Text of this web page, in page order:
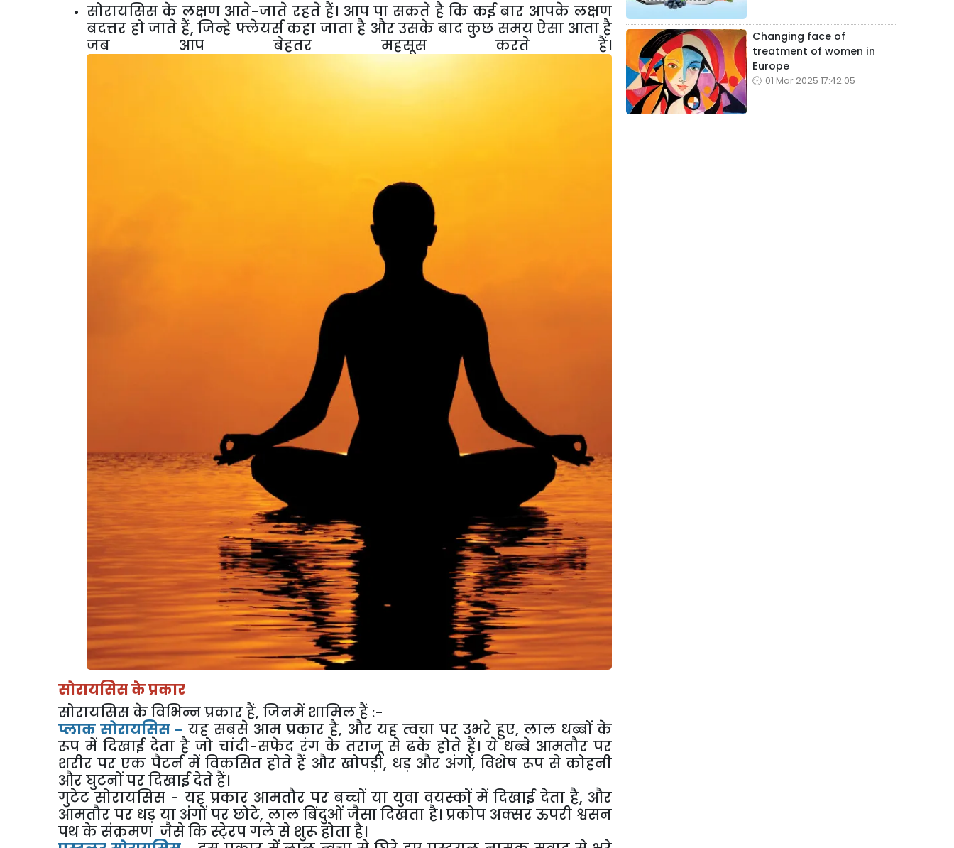
सोरायसिस के लक्षण आते-जाते रहते हैं। आप पा सकते है कि कई बार आपके लक्षण
बदत्तर हो जाते हैं, जिन्हे फ्लेयर्स कहा जाता है और उसके बाद कुछ समय ऐसा आता है
जब आप बेहतर महसूस करते हैं।
सोरायसिस के प्रकार
सोरायसिस के विभिन्न प्रकार हैं, जिनमें शामिल हैं :-
प्लाक सोरायसिस - यह सबसे आम प्रकार है, और यह त्वचा पर उभरे हुए, लाल धब्बों के
रूप में दिखाई देता है जो चांदी-सफेद रंग के तराजू से ढके होते हैं। ये धब्बे आमतौर पर
शरीर पर एक पैटर्न में विकसित होते हैं और खोपड़ी, धड़ और अंगों, विशेष रूप से कोहनी
और घुटनों पर दिखाई देते हैं।
गुटेट सोरायसिस - यह प्रकार आमतौर पर बच्चों या युवा वयस्कों में दिखाई देता है, और
आमतौर पर धड़ या अंगों पर छोटे, लाल बिंदुओं जैसा दिखता है। प्रकोप अक्सर ऊपरी श्वसन
पथ के संक्रमण जैसे कि स्टे्रप गले से शुरू होता है।
Changing face of
treatment of women in
Europe
01 Mar 2025 17:42:05